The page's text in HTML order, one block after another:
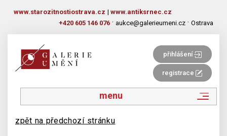
www.starozitnostiostrava.cz | www.antiksrnec.cz
+420 605 146 076 · aukce@galerieumeni.cz · Ostrava
přihlášení
registrace
menu
zpět na předchozí stránku